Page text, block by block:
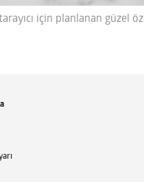
için planlanan güzel